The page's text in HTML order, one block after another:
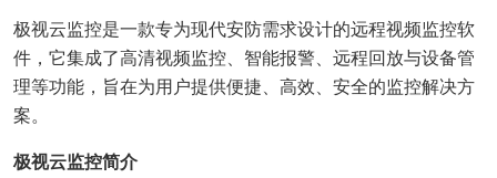
极视云监控是一款专为现代安防需求设计的远程视频监控软
件，它集成了高清视频监控、智能报警、远程回放与设备管
理等功能，旨在为用户提供便捷、高效、安全的监控解决方
案。
极视云监控简介